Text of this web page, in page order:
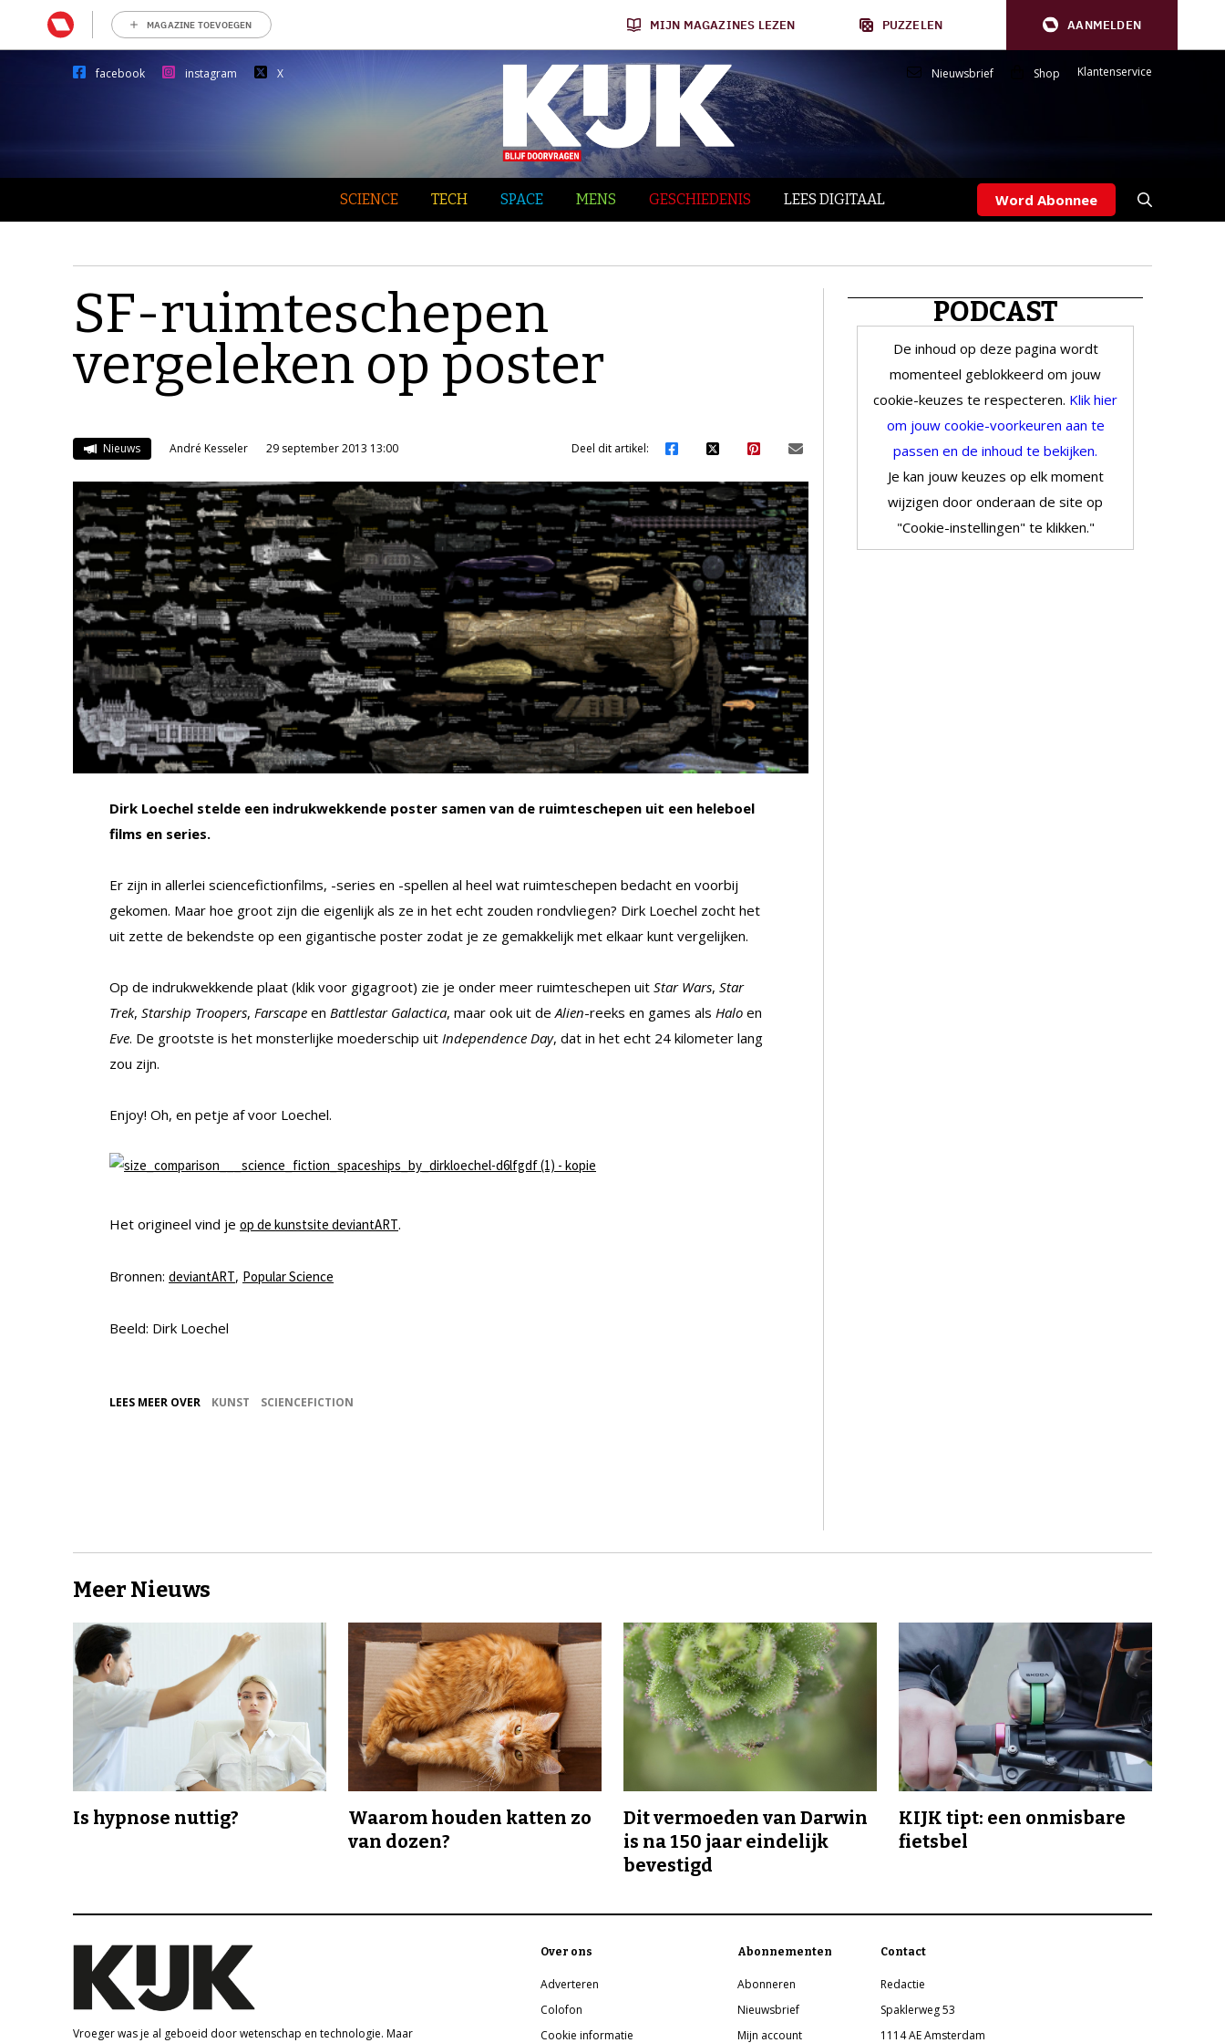
MAGAZINE TOEVOEGEN MIJN MAGAZINES LEZEN PUZZELEN AANMELDEN
facebook instagram X Nieuwsbrief Shop Klantenservice
SCIENCE TECH SPACE MENS GESCHIEDENIS LEES DIGITAAL Word Abonnee
SF-ruimteschepen
vergeleken op poster
Nieuws André Kesseler 29 september 2013 13:00 Deel dit artikel:
Dirk Loechel stelde een indrukwekkende poster samen van de ruimteschepen uit een heleboel
films en series.
Er zijn in allerlei sciencefictionfilms, -series en -spellen al heel wat ruimteschepen bedacht en voorbij
gekomen. Maar hoe groot zijn die eigenlijk als ze in het echt zouden rondvliegen? Dirk Loechel zocht het
uit zette de bekendste op een gigantische poster zodat je ze gemakkelijk met elkaar kunt vergelijken.
Op de indrukwekkende plaat (klik voor gigagroot) zie je onder meer ruimteschepen uit Star Wars, Star
Trek, Starship Troopers, Farscape en Battlestar Galactica, maar ook uit deAlien-reeks en games als Halo en
Eve. De grootste is het monsterlijke moederschip uit Independence Day, dat in het echt 24 kilometer lang
zou zijn.
Enjoy! Oh, en petje af voor Loechel.
Het origineel vind je op de kunstsite deviantART.
Bronnen: deviantART, Popular Science
Beeld: Dirk Loechel
LEES MEER OVER KUNST SCIENCEFICTION
PODCAST
De inhoud op deze pagina wordt
momenteel geblokkeerd om jouw
cookie-keuzes te respecteren. Klik hier
om jouw cookie-voorkeuren aan te
passen en de inhoud te bekijken.
Je kan jouw keuzes op elk moment
wijzigen door onderaan de site op
"Cookie-instellingen" te klikken."
Meer Nieuws
Is hypnose nuttig?
Waarom houden katten zo
van dozen?
Dit vermoeden van Darwin
is na 150 jaar eindelijk
bevestigd
KIJK tipt: een onmisbare
fietsbel
Vroeger was je al geboeid door wetenschap en technologie. Maar
Over ons
Adverteren
Colofon
Cookie informatie
Abonnementen
Abonneren
Nieuwsbrief
Mijn account
Contact
Redactie
Spaklerweg 53
1114 AE Amsterdam